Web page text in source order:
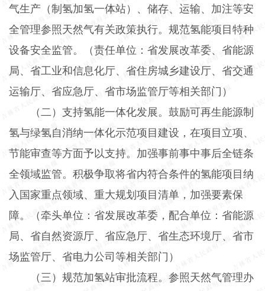
气生产（制氢加氢一体站）、储存、运输、加注等安
全管理参照天然气有关政策执行。规范氢能项目特种
设备安全监管。（责任单位：省发展改革委、省能源
局、省工业和信息化厅、省住房城乡建设厅、省交通
运输厅、省应急厅、省市场监管厅等相关部门）
（二）支持氢能一体化发展。 鼓励可再生能源制
氢与绿氢自消纳一体化示范项目建设，在项目立项、
节能审查等方面予以支持。加强事前事中事后全链条
全领域监管。积极争取将省内符合条件的氢能项目纳
入国家重点领域、重大规划项目清单，加强要素保
障。（牵头单位：省发展改革委，配合单位：省能源
局、省自然资源厅、省应急厅、省生态环境厅、省市
场监管厅、省电力公司等相关部门）
（三）规范加氢站审批流程。 参照天然气管理办